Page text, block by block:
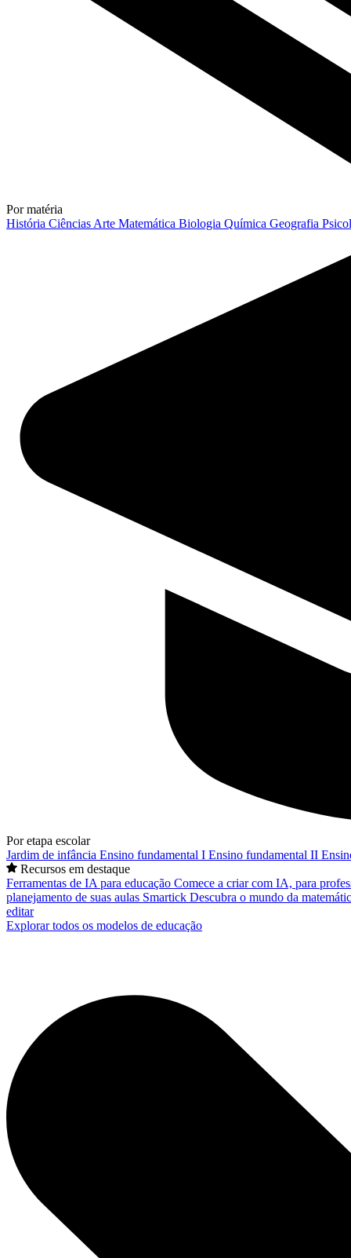
Por matéria
História Ciências Arte Matemática Biologia Química Geografia
Por etapa escolar
Jardim de infância Ensino fundamental I Ensino fundamental II
Recursos em destaque
Ferramentas de IA para educação Comece a criar com IA, para
planejamento de suas aulas Smartick Descubra o mundo da
editar
Explorar todos os modelos de educação